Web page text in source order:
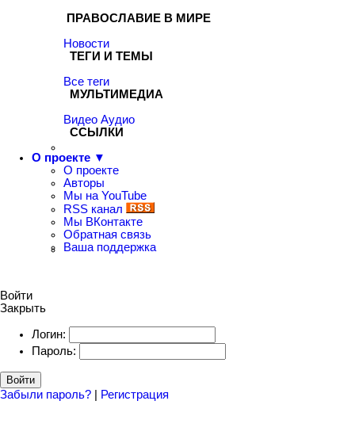
ПРАВОСЛАВИЕ В МИРЕ
Новости
ТЕГИ И ТЕМЫ
Все теги
МУЛЬТИМЕДИА
Видео Аудио
ССЫЛКИ
О проекте ▼
О проекте
Авторы
Мы на YouTube
RSS канал
Мы ВКонтакте
Обратная связь
Ваша поддержка
Войти
Закрыть
Логин:
Пароль:
Войти
Забыли пароль? | Регистрация